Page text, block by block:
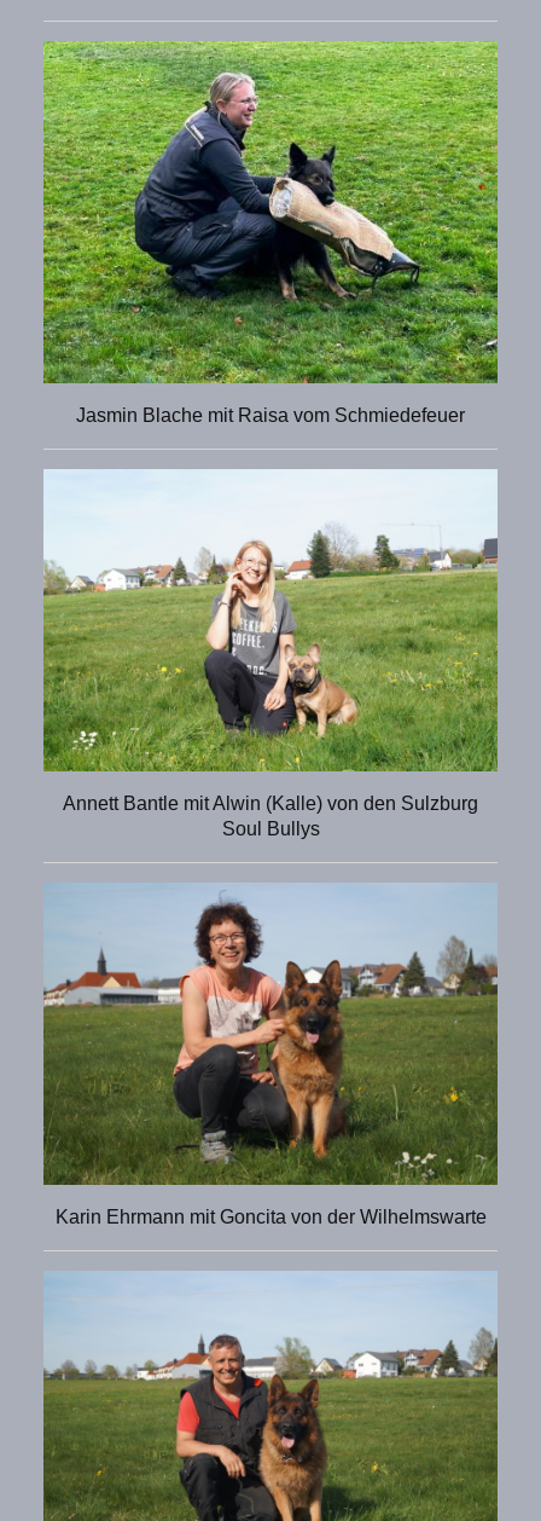
Jasmin Blache mit Raisa vom Schmiedefeuer
Annett Bantle mit Alwin (Kalle) von den Sulzburg
Soul Bullys
Karin Ehrmann mit Goncita von der Wilhelmswarte